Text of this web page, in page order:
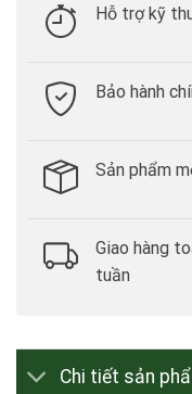
Hỗ trợ kỹ
Bảo hành
Sản phẩm
Giao hàng
tuần
Chi tiết sản